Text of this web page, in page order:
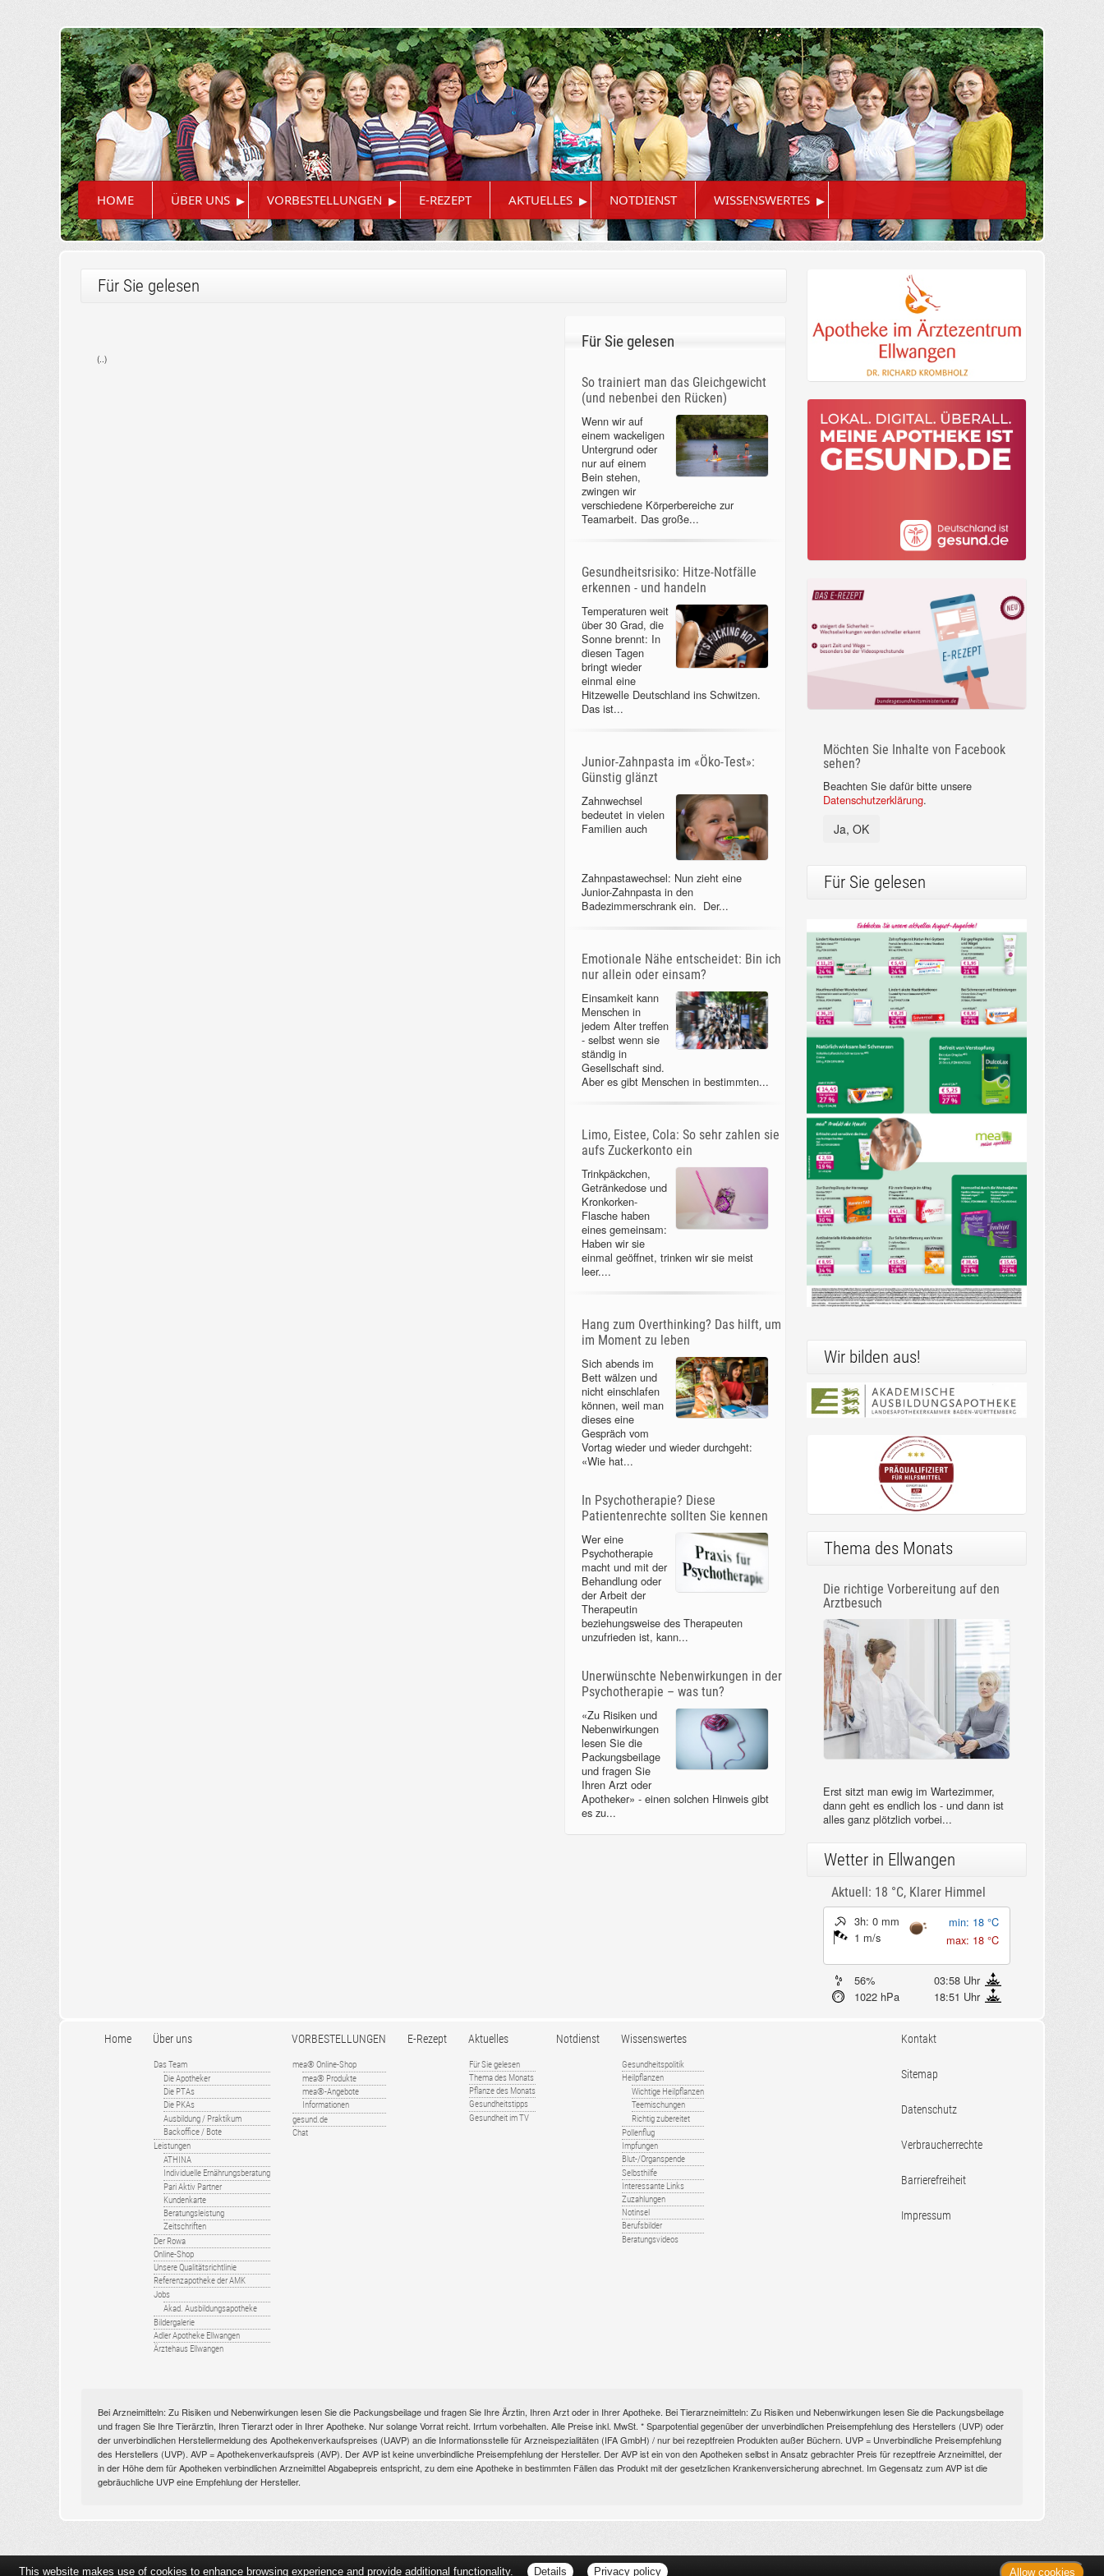
HOME ÜBER UNS ▸ VORBESTELLUNGEN ▸ E-REZEPT AKTUELLES ▸ NOTDIENST WISSENSWERTES ▸
Für Sie gelesen
(..)
Für Sie gelesen
So trainiert man das Gleichgewicht
(und nebenbei den Rücken)
Wenn wir auf
einem wackeligen
Untergrund oder
nur auf einem
Bein stehen,
zwingen wir
verschiedene Körperbereiche zur
Teamarbeit. Das große...
Gesundheitsrisiko: Hitze-Notfälle
erkennen - und handeln
Temperaturen weit
über 30 Grad, die
Sonne brennt: In
diesen Tagen
bringt wieder
einmal eine
Hitzewelle Deutschland ins Schwitzen.
Das ist...
Junior-Zahnpasta im «Öko-Test»:
Günstig glänzt
Zahnwechsel
bedeutet in vielen
Familien auch
Zahnpastawechsel: Nun zieht eine
Junior-Zahnpasta in den
Badezimmerschrank ein. Der...
Emotionale Nähe entscheidet: Bin ich
nur allein oder einsam?
Einsamkeit kann
Menschen in
jedem Alter treffen
- selbst wenn sie
ständig in
Gesellschaft sind.
Aber es gibt Menschen in bestimmten...
Limo, Eistee, Cola: So sehr zahlen sie
aufs Zuckerkonto ein
Trinkpäckchen,
Getränkedose und
Kronkorken-
Flasche haben
eines gemeinsam:
Haben wir sie
einmal geöffnet, trinken wir sie meist
leer....
Hang zum Overthinking? Das hilft, um
im Moment zu leben
Sich abends im
Bett wälzen und
nicht einschlafen
können, weil man
dieses eine
Gespräch vom
Vortag wieder und wieder durchgeht:
«Wie hat...
In Psychotherapie? Diese
Patientenrechte sollten Sie kennen
Wer eine
Psychotherapie
macht und mit der
Behandlung oder
der Arbeit der
Therapeutin
beziehungsweise des Therapeuten
unzufrieden ist, kann...
Unerwünschte Nebenwirkungen in der
Psychotherapie – was tun?
«Zu Risiken und
Nebenwirkungen
lesen Sie die
Packungsbeilage
und fragen Sie
Ihren Arzt oder
Apotheker» - einen solchen Hinweis gibt
es zu...
Möchten Sie Inhalte von Facebook
sehen?
Beachten Sie dafür bitte unsere
Datenschutzerklärung.
Ja, OK
Für Sie gelesen
Wir bilden aus!
Thema des Monats
Die richtige Vorbereitung auf den
Arztbesuch
Erst sitzt man ewig im Wartezimmer,
dann geht es endlich los - und dann ist
alles ganz plötzlich vorbei...
Wetter in Ellwangen
Aktuell: 18 °C, Klarer Himmel
3h: 0 mm
1 m/s
min: 18 °C
max: 18 °C
56%
03:58 Uhr
1022 hPa
18:51 Uhr
Home Über uns
Das Team
Die Apotheker
Die PTAs
Die PKAs
Ausbildung / Praktikum
Backoffice / Bote
Leistungen
ATHINA
Individuelle Ernährungsberatung
Pari Aktiv Partner
Kundenkarte
Beratungsleistung
Zeitschriften
Der Rowa
Online-Shop
Unsere Qualitätsrichtlinie
Referenzapotheke der AMK
Jobs
Akad. Ausbildungsapotheke
Bildergalerie
Adler Apotheke Ellwangen
Ärztehaus Ellwangen
VORBESTELLUNGEN
mea® Online-Shop
mea® Produkte
mea®-Angebote
Informationen
gesund.de
Chat
E-Rezept Aktuelles
Für Sie gelesen
Thema des Monats
Pflanze des Monats
Gesundheitstipps
Gesundheit im TV
Notdienst Wissenswertes
Gesundheitspolitik
Heilpflanzen
Wichtige Heilpflanzen
Teemischungen
Richtig zubereitet
Pollenflug
Impfungen
Blut-/Organspende
Selbsthilfe
Interessante Links
Zuzahlungen
Notinsel
Berufsbilder
Beratungsvideos
Kontakt
Sitemap
Datenschutz
Verbraucherrechte
Barrierefreiheit
Impressum
Bei Arzneimitteln: Zu Risiken und Nebenwirkungen lesen Sie die Packungsbeilage und fragen Sie Ihre Ärztin, Ihren Arzt oder in Ihrer Apotheke. Bei Tierarzneimitteln: Zu Risiken und Nebenwirkungen lesen Sie die Packungsbeilage
und fragen Sie Ihre Tierärztin, Ihren Tierarzt oder in Ihrer Apotheke. Nur solange Vorrat reicht. Irrtum vorbehalten. Alle Preise inkl. MwSt. * Sparpotential gegenüber der unverbindlichen Preisempfehlung des Herstellers (UVP) oder
der unverbindlichen Herstellermeldung des Apothekenverkaufspreises (UAVP) an die Informationsstelle für Arzneispezialitäten (IFA GmbH) / nur bei rezeptfreien Produkten außer Büchern. UVP = Unverbindliche Preisempfehlung
des Herstellers (UVP). AVP = Apothekenverkaufspreis (AVP). Der AVP ist keine unverbindliche Preisempfehlung der Hersteller. Der AVP ist ein von den Apotheken selbst in Ansatz gebrachter Preis für rezeptfreie Arzneimittel, der
in der Höhe dem für Apotheken verbindlichen Arzneimittel Abgabepreis entspricht, zu dem eine Apotheke in bestimmten Fällen das Produkt mit der gesetzlichen Krankenversicherung abrechnet. Im Gegensatz zum AVP ist die
gebräuchliche UVP eine Empfehlung der Hersteller.
This website makes use of cookies to enhance browsing experience and provide additional functionality. Details Privacy policy Allow cookies